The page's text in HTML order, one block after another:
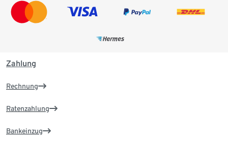
Zahlung
Rechnung
Ratenzahlung
Bankeinzug